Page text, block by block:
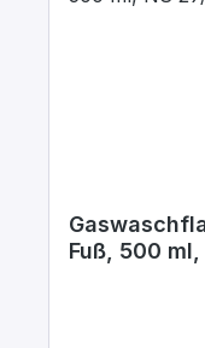
Fuß, 500